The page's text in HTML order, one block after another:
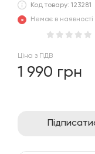
Код товару: 123281
Немає в наявності
Ціна з ПДВ
1 990 грн